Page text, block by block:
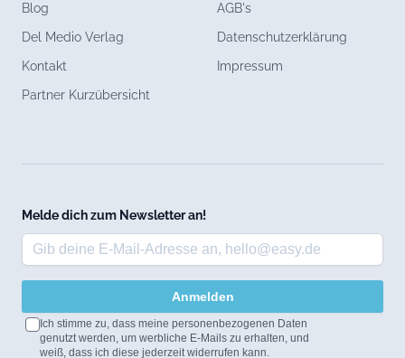
Blog
Del Medio Verlag
Kontakt
Partner Kurzübersicht
AGB's
Datenschutzerklärung
Impressum
Melde dich zum Newsletter an!
Anmelden
Ich stimme zu, dass meine personenbezogenen Daten
genutzt werden, um werbliche E-Mails zu erhalten, und
weiß, dass ich diese jederzeit widerrufen kann.